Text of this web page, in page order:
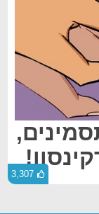
3,307